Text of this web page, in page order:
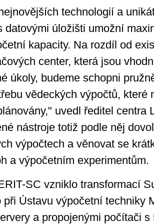
technologií a
datovými úložišti umožní
kapacity. Na rozdíl od
center, která jsou
úkoly, budeme schopni
vědeckých výpočtů, které
uvedl ředitel centra
nástroje totiž podle něj
výpočtech a věnovat se
a výpočetním experimentům.
SC vzniklo transformací
při Ústavu výpočetní techniky
a propojenými počítači s